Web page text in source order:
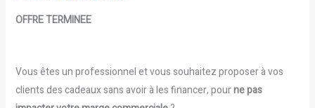
OFFRE TERMINEE
Vous êtes un professionnel et vous souhaitez proposer à vos
clients des cadeaux sans avoir à les financer, pourne pas